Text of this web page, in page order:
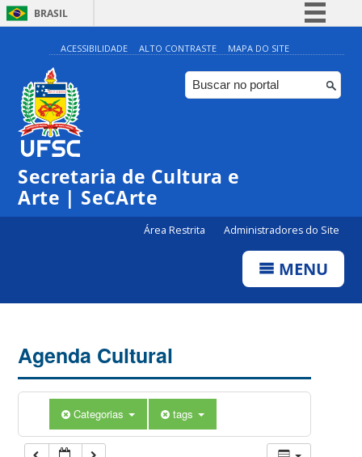
BRASIL
Simplifique!
Comunica BR
Participe
ACESSIBILIDADE ALTO CONTRASTE MAPA DO SITE
Secretaria de Cultura e
Arte | SeCArte
Área Restrita Administradores do Site
MENU
Agenda Cultural
Categorias tags
0:00
1:00
5:00